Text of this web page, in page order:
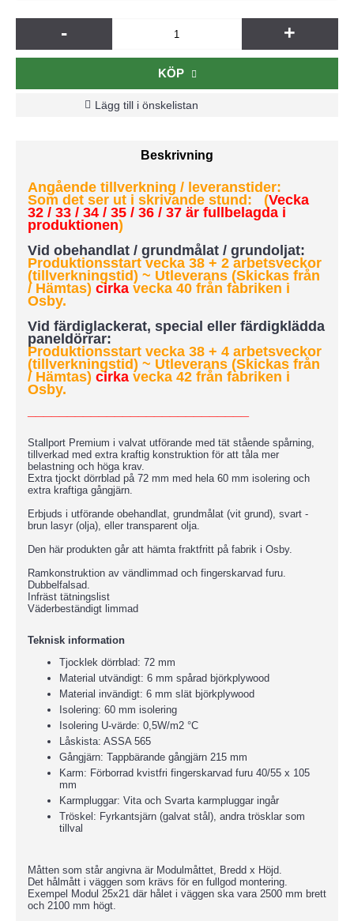
- +
KÖP
Lägg till i önskelistan
Beskrivning
Angående tillverkning / leveranstider:
Som det ser ut i skrivande stund: (Vecka
32 / 33 / 34 / 35 / 36 / 37 är fullbelagda i
produktionen)
Vid obehandlat / grundmålat / grundoljat:
Produktionsstart vecka 38 + 2 arbetsveckor
(tillverkningstid) ~ Utleverans (Skickas från
/ Hämtas) cirka vecka 40 från fabriken i
Osby.
Vid färdiglackerat, special eller färdigklädda
paneldörrar:
Produktionsstart vecka 38 + 4 arbetsveckor
(tillverkningstid) ~ Utleverans (Skickas från
/ Hämtas) cirka vecka 42 från fabriken i
Osby.
Stallport Premium i valvat utförande med tät stående spårning,
tillverkad med extra kraftig konstruktion för att tåla mer
belastning och höga krav.
Extra tjockt dörrblad på 72 mm med hela 60 mm isolering och
extra kraftiga gångjärn.
Erbjuds i utförande obehandlat, grundmålat (vit grund), svart -
brun lasyr (olja), eller transparent olja.
Den här produkten går att hämta fraktfritt på fabrik i Osby.
Ramkonstruktion av vändlimmad och fingerskarvad furu.
Dubbelfalsad.
Infräst tätningslist
Väderbeständigt limmad
Teknisk information
Tjocklek dörrblad: 72 mm
Material utvändigt: 6 mm spårad björkplywood
Material invändigt: 6 mm slät björkplywood
Isolering: 60 mm isolering
Isolering U-värde: 0,5W/m2 °C
Låskista: ASSA 565
Gångjärn: Tappbärande gångjärn 215 mm
Karm: Förborrad kvistfri fingerskarvad furu 40/55 x 105
mm
Karmpluggar: Vita och Svarta karmpluggar ingår
Tröskel: Fyrkantsjärn (galvat stål), andra trösklar som
tillval
Måtten som står angivna är Modulmåttet, Bredd x Höjd.
Det hålmått i väggen som krävs för en fullgod montering.
Exempel Modul 25x21 där hålet i väggen ska vara 2500 mm brett
och 2100 mm högt.